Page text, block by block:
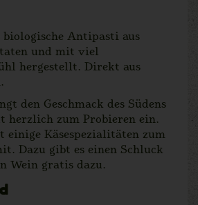
biologische Antipasti aus
und mit viel
hergestellt. Direkt aus
den Geschmack des Südens
herzlich zum Probieren ein.
einige Käsespezialitäten zum
Dazu gibt es einen Schluck
Wein gratis dazu.